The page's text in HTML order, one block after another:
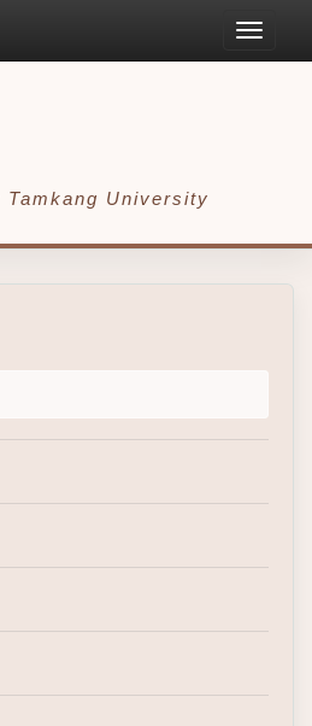
Toggle
Tamkang University